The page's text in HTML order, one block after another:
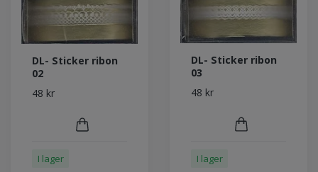
DL- Sticker ribon
02
48 kr
I lager
DL- Sticker ribon
03
48 kr
I lager